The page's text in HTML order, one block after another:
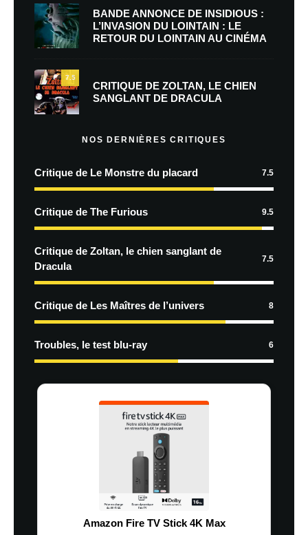
BANDE ANNONCE DE INSIDIOUS :
L’INVASION DU LOINTAIN : LE
RETOUR DU LOINTAIN AU CINÉMA
7.5
CRITIQUE DE ZOLTAN, LE CHIEN
SANGLANT DE DRACULA
NOS DERNIÈRES CRITIQUES
Critique de Le Monstre du placard 7.5
Critique de The Furious 9.5
Critique de Zoltan, le chien sanglant de
Dracula
7.5
Critique de Les Maîtres de l’univers 8
Troubles, le test blu-ray 6
Amazon Fire TV Stick 4K Max